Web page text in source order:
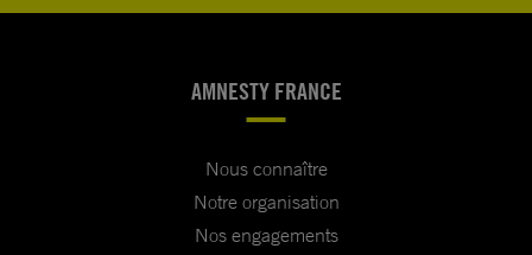
AMNESTY FRANCE
Nous connaître
Notre organisation
Nos engagements